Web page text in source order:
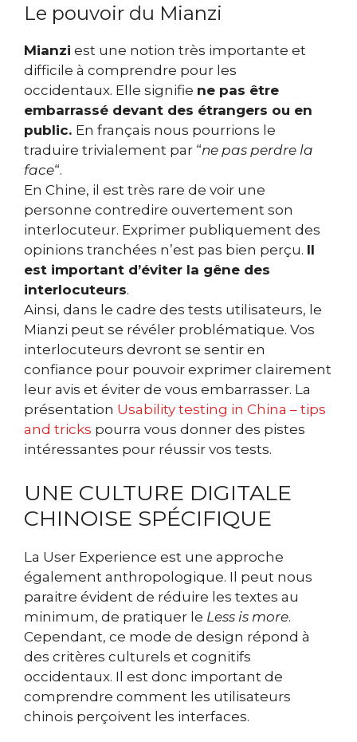
Le pouvoir du Mianzi
Mianzi est une notion très importante et
difficile à comprendre pour les
occidentaux. Elle signifie ne pas être
embarrassé devant des étrangers ou en
public. En français nous pourrions le
traduire trivialement par “ne pas perdre la
face“.
En Chine, il est très rare de voir une
personne contredire ouvertement son
interlocuteur. Exprimer publiquement des
opinions tranchées n’est pas bien perçu. Il
est important d’éviter la gêne des
interlocuteurs.
Ainsi, dans le cadre des tests utilisateurs, le
Mianzi peut se révéler problématique. Vos
interlocuteurs devront se sentir en
confiance pour pouvoir exprimer clairement
leur avis et éviter de vous embarrasser. La
présentation Usability testing in China – tips
and tricks pourra vous donner des pistes
intéressantes pour réussir vos tests.
UNE CULTURE DIGITALE
CHINOISE SPÉCIFIQUE
La User Experience est une approche
également anthropologique. Il peut nous
paraitre évident de réduire les textes au
minimum, de pratiquer le Less is more.
Cependant, ce mode de design répond à
des critères culturels et cognitifs
occidentaux. Il est donc important de
comprendre comment les utilisateurs
chinois perçoivent les interfaces.